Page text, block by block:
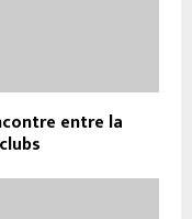
entre la